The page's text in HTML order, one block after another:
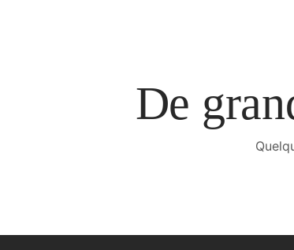
De